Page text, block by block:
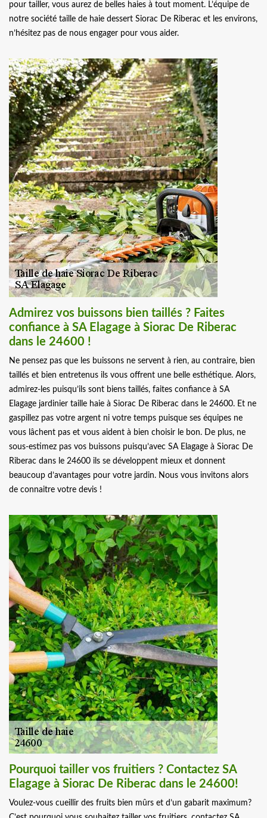
pour tailler, vous aurez de belles haies à tout moment. L’équipe de
notre société taille de haie dessert Siorac De Riberac et les environs,
n’hésitez pas de nous engager pour vous aider.
Admirez vos buissons bien taillés ? Faites
confiance à SA Elagage à Siorac De Riberac
dans le 24600 !
Ne pensez pas que les buissons ne servent à rien, au contraire, bien
taillés et bien entretenus ils vous offrent une belle esthétique. Alors,
admirez-les puisqu’ils sont biens taillés, faites confiance à SA
Elagage jardinier taille haie à Siorac De Riberac dans le 24600. Et ne
gaspillez pas votre argent ni votre temps puisque ses équipes ne
vous lâchent pas et vous aident à bien choisir le bon. De plus, ne
sous-estimez pas vos buissons puisqu’avec SA Elagage à Siorac De
Riberac dans le 24600 ils se développent mieux et donnent
beaucoup d’avantages pour votre jardin. Nous vous invitons alors
de connaitre votre devis !
Pourquoi tailler vos fruitiers ? Contactez SA
Elagage à Siorac De Riberac dans le 24600!
Voulez-vous cueillir des fruits bien mûrs et d’un gabarit maximum?